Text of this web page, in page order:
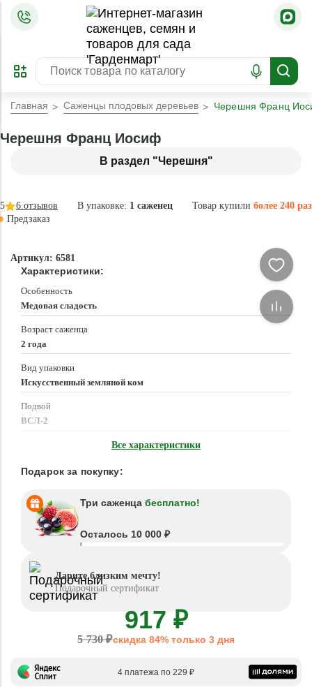
ПРЕДЗАКАЗ
ЗАБРОНИРОВАТЬ
ЛУЧШЕЕ
Главная Саженцы плодовых деревьев Черешня Франц
В раздел "Черешня"
Черешня Франц Иосиф
В упаковке: 1 саженец Товар купили более 240 раз
5 6 отзывов
Предзаказ
Артикул: 6581
Характеристики:
Особенность
Медовая сладость
Возраст саженца
2 года
Вид упаковки
Искусственный земляной ком
Подвой
ВСЛ-2
Все характеристики
Подарок за покупку:
Три саженца бесплатно!
Осталось 10 000 ₽
Дарите близким мечту!
Подарочный сертификат
917 ₽
5 730 ₽скидка 84% только 3 дня
4 платежа по 229 ₽